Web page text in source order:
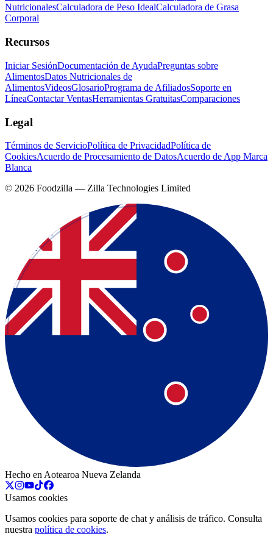
NutricionalesCalculadora de Peso IdealCalculadora de Grasa
Corporal
Recursos
Iniciar SesiónDocumentación de AyudaPreguntas sobre
AlimentosDatos Nutricionales de
AlimentosVideosGlosarioPrograma de AfiliadosSoporte en
LíneaContactar VentasHerramientas GratuitasComparaciones
Legal
Términos de ServicioPolítica de PrivacidadPolítica de
CookiesAcuerdo de Procesamiento de DatosAcuerdo de App Marca
Blanca
© 2026 Foodzilla — Zilla Technologies Limited
Hecho en Aotearoa Nueva Zelanda
Usamos cookies
Usamos cookies para soporte de chat y análisis de tráfico. Consulta
nuestra política de cookies.